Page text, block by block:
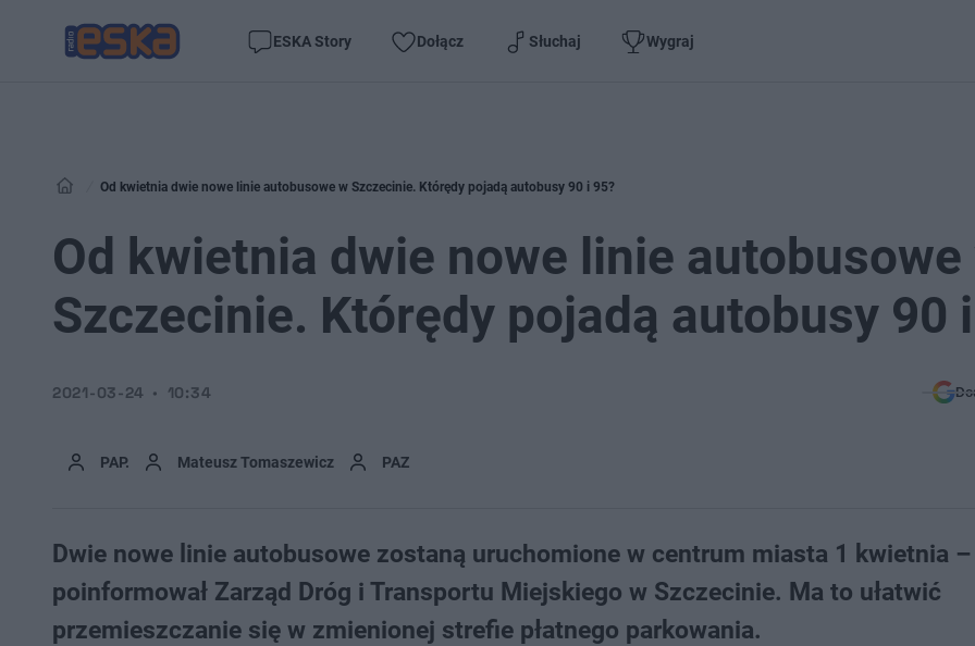
ESKA Story Dołącz Słuchaj Wygraj
Od kwietnia dwie nowe linie autobusowe w Szczecinie. Którędy pojadą autobusy 90 i 95?
Od kwietnia dwie nowe linie autobusowe
Szczecinie. Którędy pojadą autobusy 90
PAP. Mateusz Tomaszewicz PAZ
2021-03-24 10:34
Dwie nowe linie autobusowe zostaną uruchomione w centrum miasta 1 kwietnia –
poinformował Zarząd Dróg i Transportu Miejskiego w Szczecinie. Ma to ułatwić
przemieszczanie się w zmienionej strefie płatnego parkowania.